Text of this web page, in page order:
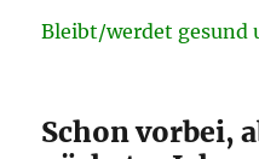
Bleibt/werdet gesund
Schon vorbei,